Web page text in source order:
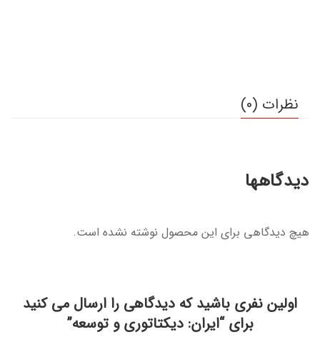
نظرات (0)
دیدگاهها
هیچ دیدگاهی برای این محصول نوشته نشده است.
اولین نفری باشید که دیدگاهی را ارسال می کنید
برای “ایران: دیکتاتوری و توسعه”